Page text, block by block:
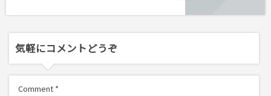
気軽にコメントどうぞ
Comment *